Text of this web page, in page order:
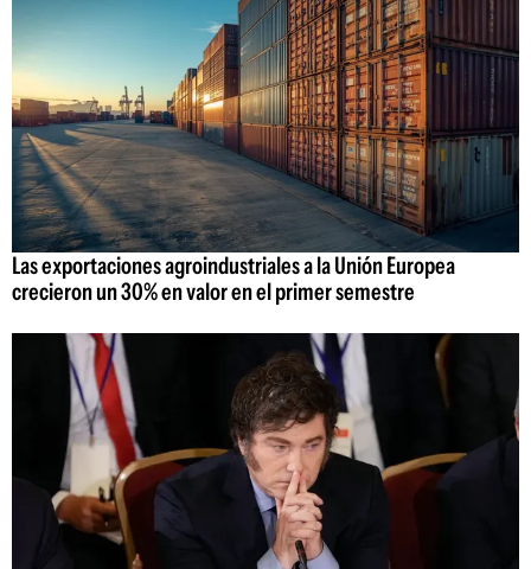
Las exportaciones agroindustriales a la Unión Europea
crecieron un 30% en valor en el primer semestre